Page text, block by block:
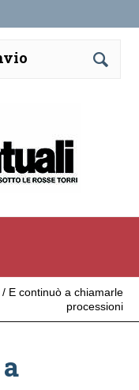
/ E continuò a chiamarle
processioni